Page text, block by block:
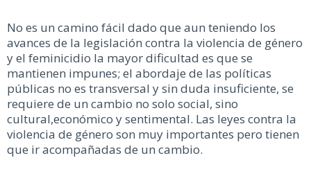
No es un camino fácil dado que aun teniendo los
avances de la legislación contra la violencia de género
y el feminicidio la mayor dificultad es que se
mantienen impunes; el abordaje de las políticas
públicas no es transversal y sin duda insuficiente, se
requiere de un cambio no solo social, sino
cultural,económico y sentimental. Las leyes contra la
violencia de género son muy importantes pero tienen
que ir acompañadas de un cambio.